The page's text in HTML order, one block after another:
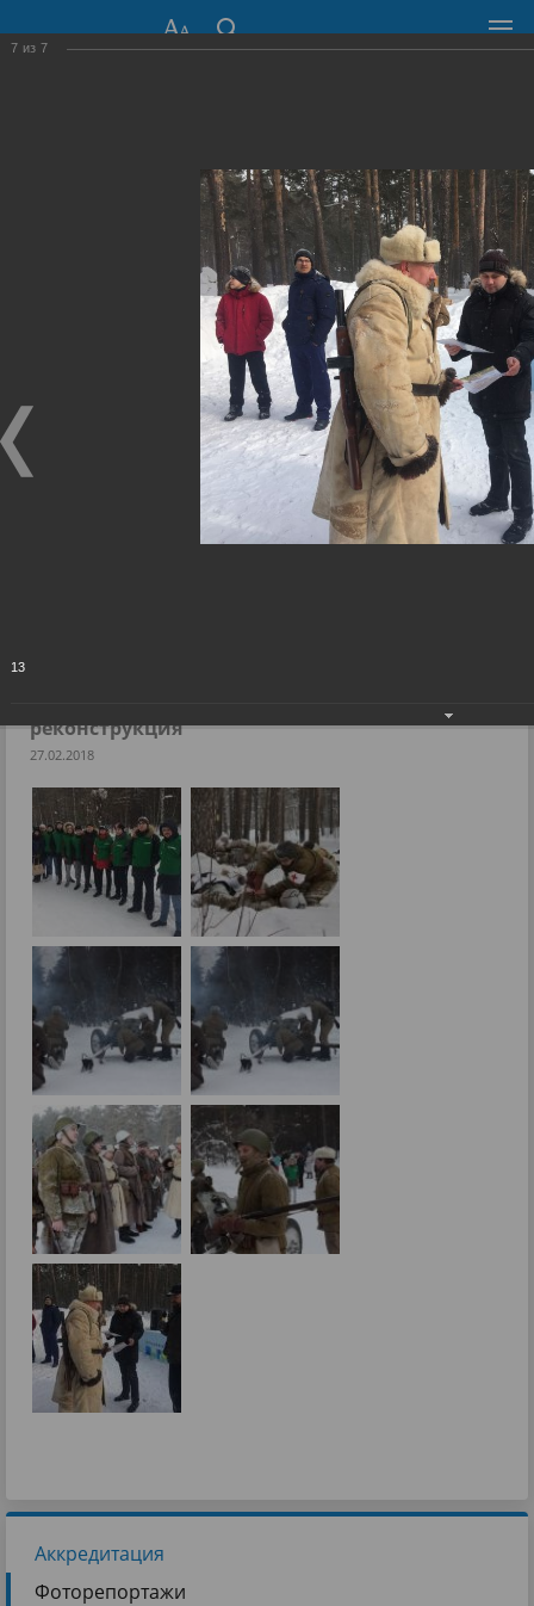
ГОРОДА НОВОСИБИРСКА
630099, г. Новосибирск, Красный проспект, 34
Общественная приемная
Фоторепортажи
В Заельцовском районе прошла историческая
реконструкция
27.02.2018
Аккредитация
Фоторепортажи
7 из 7
13